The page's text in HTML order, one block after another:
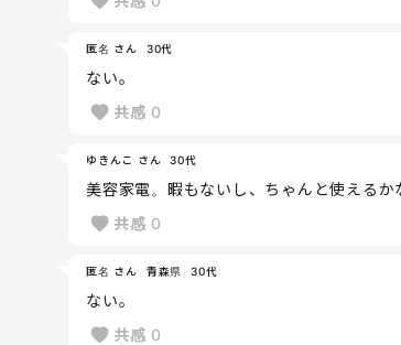
匿名 さん 30代
ない。
共感 0
ゆきんこ さん 30代
美容家電。暇もないし、ちゃんと使えるか
共感 0
匿名 さん 青森県 30代
ない。
共感 0